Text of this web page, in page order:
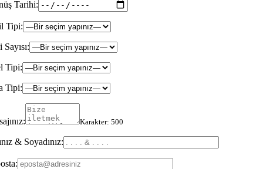
Tarihi:
Tipi:
Tipi:
Tipi:
Karakter: 500
& Soyadınız: